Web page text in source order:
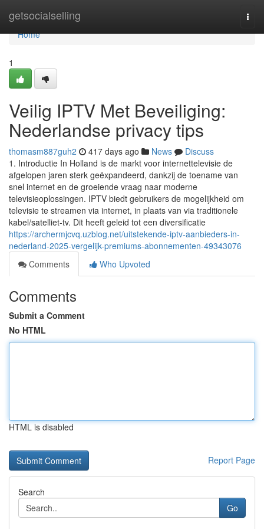
getsocialselling
Home
Home
1
Veilig IPTV Met Beveiliging:
Nederlandse privacy tips
thomasm887guh2 417 days ago News
Discuss
1. Introductie In Holland is de markt voor internettelevisie de
afgelopen jaren sterk geëxpandeerd, dankzij de toename van
snel internet en de groeiende vraag naar moderne
televisieoplossingen. IPTV biedt gebruikers de mogelijkheid om
televisie te streamen via internet, in plaats van via traditionele
kabel/satelliet-tv. Dit heeft geleid tot een diversificatie
https://archermjcvq.uzblog.net/uitstekende-iptv-aanbieders-in-
nederland-2025-vergelijk-premiums-abonnementen-49343076
Comments
Who Upvoted
Comments
Submit a Comment
No HTML
HTML is disabled
Report Page
Search
Go